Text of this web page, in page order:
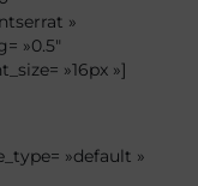
»
»0.5″
»16px »]
»default »